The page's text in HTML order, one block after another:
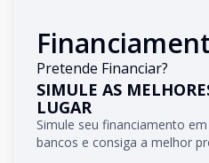
Pretende Financiar?
SIMULE AS
LUGAR
Simule seu financiamento
bancos e consiga a melhor